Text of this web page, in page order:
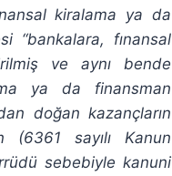
kiralama ya da
“bankalara, fınansal
ve aynı bende
ya da finansman
doğan kazançların
(6361 sayılı Kanun
sebebiyle kanuni